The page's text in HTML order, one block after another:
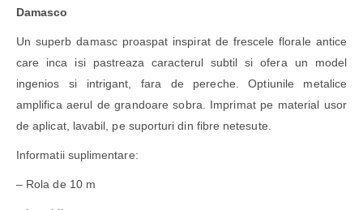
Damasco
Un superb damasc proaspat inspirat de frescele florale antice
care inca isi pastreaza caracterul subtil si ofera un model
ingenios si intrigant, fara de pereche. Optiunile metalice
amplifica aerul de grandoare sobra. Imprimat pe material usor
de aplicat, lavabil, pe suporturi din fibre netesute.
Informatii suplimentare:
– Rola de 10 m